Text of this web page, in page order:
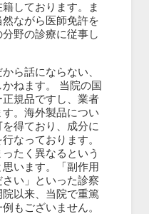
しております。ま
ながら医師免許を
野の診療に従事し
ら話にならない、
ねます。 当院の国
規品ですし、業者
。海外製品につい
得ており、成分に
なっております。
たく異なるという
います。「副作用
い」といった診察
以来、当院で重篤
もございません。